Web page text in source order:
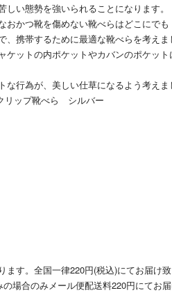
い態勢を強いられることになります。
おかつ靴を傷めない靴べらはどこにでも
携帯するために最適な靴べらを考えま
ケットの内ポケットやカバンのポケッ
行為が、美しい仕草になるよう考えま
リップ靴べら シルバー
す。全国一律220円(税込)にてお届け致
場合のみメール便配送料220円にてお届